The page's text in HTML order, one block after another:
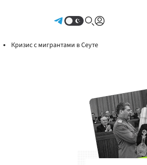
Кризис с мигрантами в Сеуте